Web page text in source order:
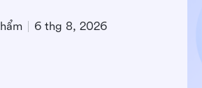
6 thg 8, 2026